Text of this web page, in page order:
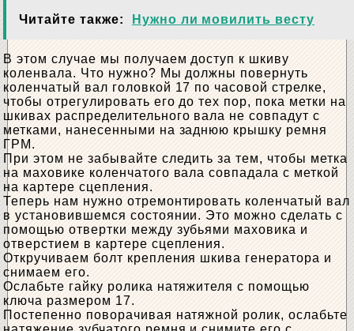
Читайте также:
Нужно ли мовилить весту
В этом случае мы получаем доступ к шкиву
коленвала. Что нужно? Мы должны повернуть
коленчатый вал головкой 17 по часовой стрелке,
чтобы отрегулировать его до тех пор, пока метки на
шкивах распределительного вала не совпадут с
метками, нанесенными на заднюю крышку ремня
ГРМ.
При этом не забывайте следить за тем, чтобы метка
на маховике коленчатого вала совпадала с меткой
на картере сцепления.
Теперь нам нужно отремонтировать коленчатый вал
в установившемся состоянии. Это можно сделать с
помощью отвертки между зубьями маховика и
отверстием в картере сцепления.
Откручиваем болт крепления шкива генератора и
снимаем его.
Ослабьте гайку ролика натяжителя с помощью
ключа размером 17.
Постепенно поворачивая натяжной ролик, ослабьте